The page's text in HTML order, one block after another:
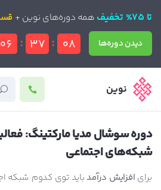
تا 75% تخفیف همه دوره‌های نوین +
دیدن دوره‌ها 06 : 37 : 08
تا 75% تخفیف همه دوره‌های نوین +
دیدن دوره‌ها
نوین
دوره سوشال مدیا مارکتینگ:
شبکه‌های اجتماعی
برای افزایش درآمد باید توی کدوم شبکه